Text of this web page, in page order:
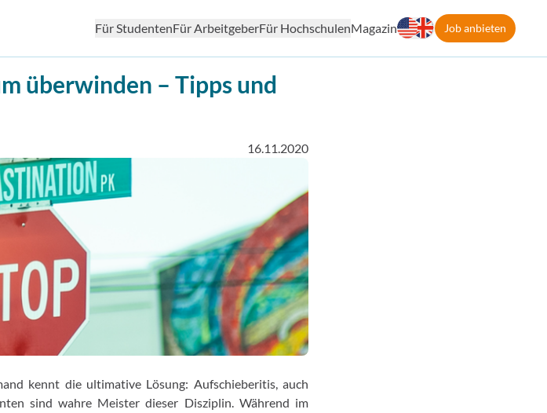
Für StudentenFür ArbeitgeberFür HochschulenMagazin Job anbieten
überwinden – Tipps und
16.11.2020
kennt die ultimative Lösung: Aufschieberitis, auch
sind wahre Meister dieser Disziplin. Während im